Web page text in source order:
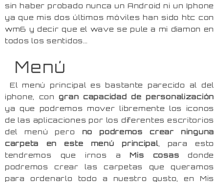
sin haber probado nunca un Android ni un Iphone
ya que mis dos últimos móviles han sido htc con
wm6 y decir que el wave se pule a mi diamon en
todos los sentidos…
Menú
El menú principal es bastante parecido al del
iphone, congran capacidad de personalización
ya que podremos mover libremente los iconos
de las aplicaciones por los diferentes escritorios
del menú pero no podremos crear ninguna
carpeta en este menú principal, para esto
tendremos que irnos aMis cosas donde
podremos crear las carpetas que queramos
para ordenarlo todo a nuestro gusto, en Mis